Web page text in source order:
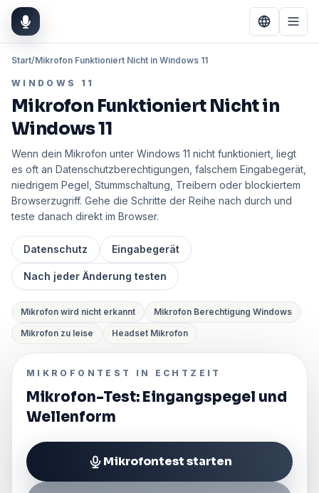
Start/Mikrofon Funktioniert Nicht in Windows 11
WINDOWS 11
Mikrofon Funktioniert Nicht in
Windows 11
Wenn dein Mikrofon unter Windows 11 nicht funktioniert, liegt
es oft an Datenschutzberechtigungen, falschem Eingabegerät,
niedrigem Pegel, Stummschaltung, Treibern oder blockiertem
Browserzugriff. Gehe die Schritte der Reihe nach durch und
teste danach direkt im Browser.
Datenschutz Eingabegerät
Nach jeder Änderung testen
Mikrofon wird nicht erkannt
Mikrofon Berechtigung Windows
Mikrofon zu leise
Headset Mikrofon
MIKROFONTEST IN ECHTZEIT
Mikrofon-Test: Eingangspegel und
Wellenform
Mikrofontest starten